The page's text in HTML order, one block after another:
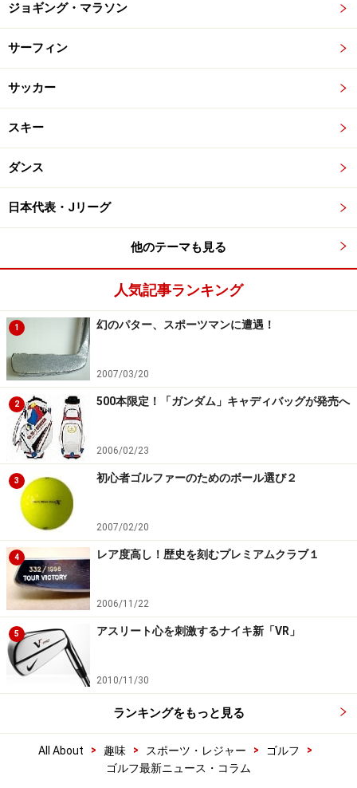
ジョギング・マラソン
サーフィン
サッカー
スキー
ダンス
日本代表・Jリーグ
他のテーマも見る
人気記事ランキング
1 幻のパター、スポーツマンに遭遇！
2007/03/20
2 500本限定！「ガンダム」キャディバッグが発売へ
2006/02/23
3 初心者ゴルファーのためのボール選び２
2007/02/20
4 レア度高し！歴史を刻むプレミアムクラブ１
2006/11/22
5 アスリート心を刺激するナイキ新「VR」
2010/11/30
ランキングをもっと見る
All About > 趣味 > スポーツ・レジャー > ゴルフ
>
ゴルフ最新ニュース・コラム